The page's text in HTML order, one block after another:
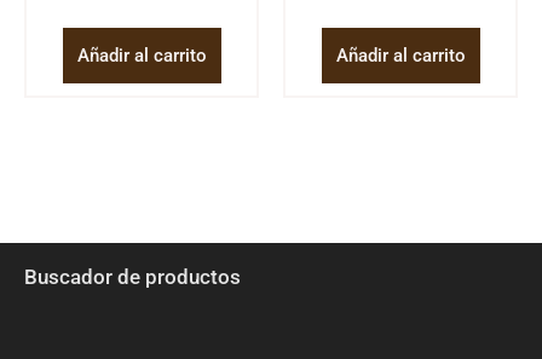
Añadir al carrito Añadir al carrito
Buscador de productos